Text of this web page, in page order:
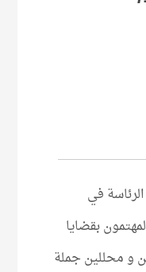
في
بقضايا
و محللين جملة